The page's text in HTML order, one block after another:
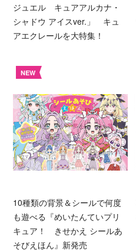
ジュエル キュアアルカナ・
シャドウ アイスver.」 キュ
アエクレールを大特集！
NEW
10種類の背景＆シールで何度
も遊べる『めいたんていプリ
キュア！ きせかえ シールあ
そびえほん』新発売